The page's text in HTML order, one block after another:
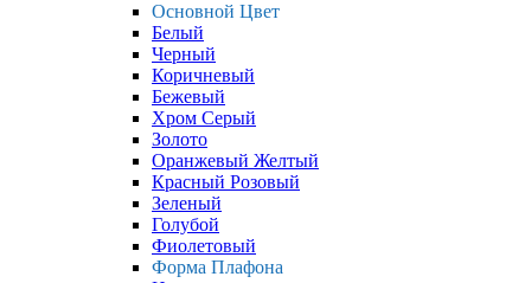
Основной Цвет
Белый
Черный
Коричневый
Бежевый
Хром Серый
Золото
Оранжевый Желтый
Красный Розовый
Зеленый
Голубой
Фиолетовый
Форма Плафона